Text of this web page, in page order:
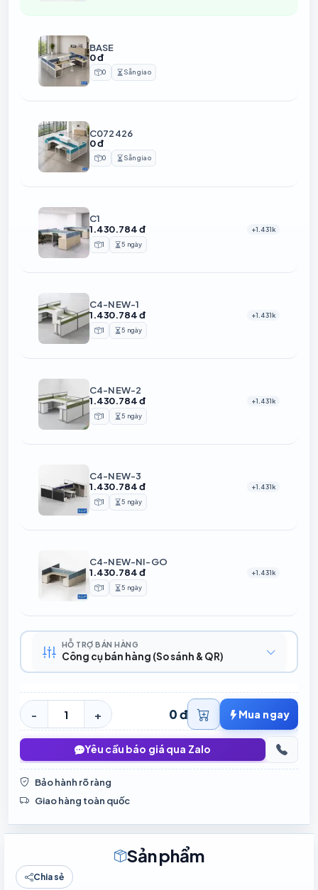
BASE
0 đ
Sản phẩm
0 Thời gian chuẩn bị
Sẵn giao
C072426
0 đ
Sản phẩm
0 Thời gian chuẩn bị
Sẵn giao
C1
1.430.784 đ
+1.431k
Sản phẩm
1 Thời gian chuẩn bị
5 ngày
C4-NEW-1
1.430.784 đ
+1.431k
Sản phẩm
1 Thời gian chuẩn bị
5 ngày
C4-NEW-2
1.430.784 đ
+1.431k
Sản phẩm
1 Thời gian chuẩn bị
5 ngày
C4-NEW-3
1.430.784 đ
+1.431k
Sản phẩm
1 Thời gian chuẩn bị
5 ngày
C4-NEW-NI-GO
1.430.784 đ
+1.431k
Sản phẩm
1 Thời gian chuẩn bị
5 ngày
HỖ TRỢ BÁN HÀNG
Công cụ bán hàng (So sánh & QR)
- + 0 đ Mua ngay
Yêu cầu báo giá qua Zalo
Bảo hành rõ ràng
Giao hàng toàn quốc
Sản phẩm
Chia sẻ